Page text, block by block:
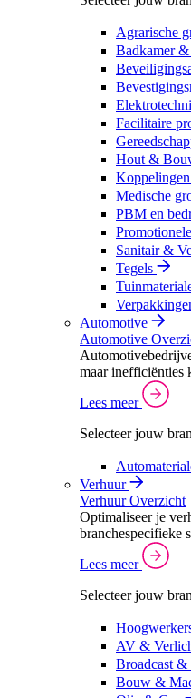
Agrarische
Badkamer
Facilitaire
Hout &
Medische
PBM en
Sanitair &
Tegels
Automotive
Automotive
maar inefficiënties
Lees meer
Selecteer jouw
Verhuur
Verhuur Overzicht
Optimaliseer je
branchespecifieke
Lees meer
Selecteer jouw
AV &
Broadcast &
Bouw &